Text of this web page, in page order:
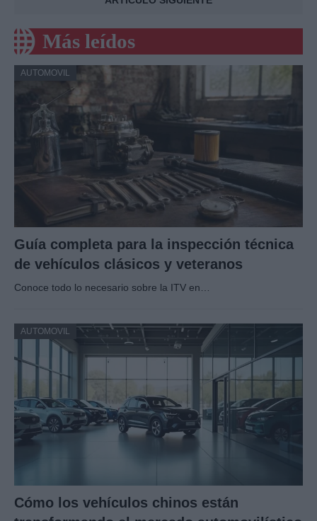
Más leídos
AUTOMOVIL
Guía completa para la inspección técnica
de vehículos clásicos y veteranos
Conoce todo lo necesario sobre la ITV en…
AUTOMOVIL
Cómo los vehículos chinos están